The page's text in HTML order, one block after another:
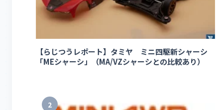
【らじつうレポート】タミヤ ミニ四駆新シャーシ
「MEシャーシ」（MA/VZシャーシとの比較あり）
2